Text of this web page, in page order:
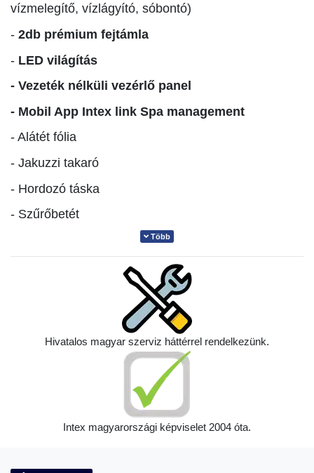
vízmelegítő, vízlágyító, sóbontó)
- 2db prémium fejtámla
- LED világítás
- Vezeték nélküli vezérlő panel
- Mobil App Intex link Spa management
- Alátét fólia
- Jakuzzi takaró
- Hordozó táska
- Szűrőbetét
Műszaki paraméterek:
Személyek száma:
Több
Hivatalos magyar szerviz háttérrel rendelkezünk.
Intex magyarországi képviselet 2004 óta.